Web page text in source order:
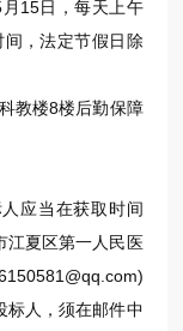
15日，每天上午
，法定节假日除
教楼8楼后勤保障
应当在获取时间
江夏区第一人民医
标人，须在邮件中